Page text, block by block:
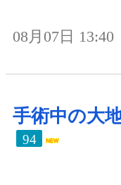
08月07日 13:40
手術中の大
94